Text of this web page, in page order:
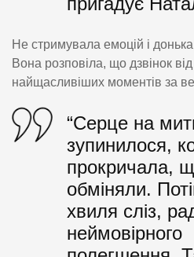
Не стримувала емоцій і
Вона розповіла, що дзвінок
найщасливіших моментів за
“Серце на
зупинилося,
прокричала,
обміняли.
хвиля сліз,
неймовірного